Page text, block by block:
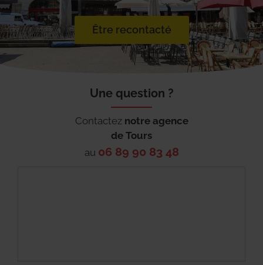
Être recontacté
Une question ?
Contactez notre agence
de Tours
au 06 89 90 83 48